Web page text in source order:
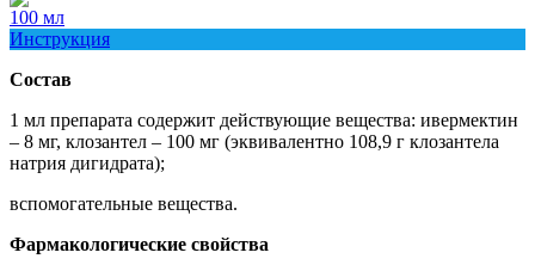
100 мл
Инструкция
Состав
1 мл препарата содержит действующие вещества: ивермектин
– 8 мг, клозантел – 100 мг (эквивалентно 108,9 г клозантела
натрия дигидрата);
вспомогательные вещества.
Фармакологические свойства